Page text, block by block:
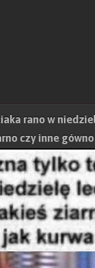
rano w
czy inne gówno